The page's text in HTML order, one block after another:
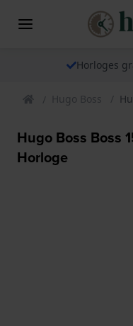
Horloges
Hugo Boss
Hugo Boss Boss
Horloge